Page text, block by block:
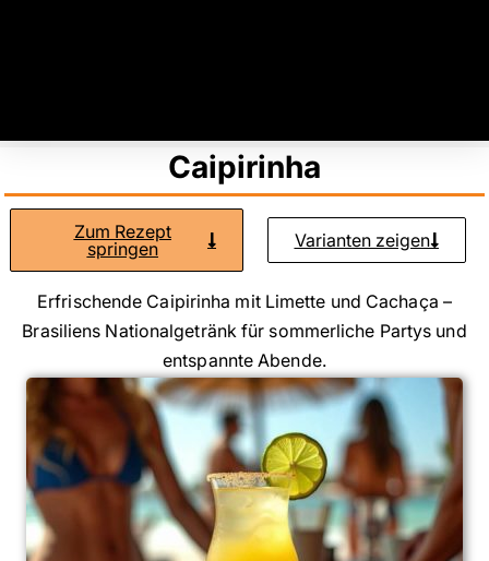
Caipirinha
Zum Rezept
springen
Varianten zeigen
Erfrischende Caipirinha mit Limette und Cachaça –
Brasiliens Nationalgetränk für sommerliche Partys und
entspannte Abende.